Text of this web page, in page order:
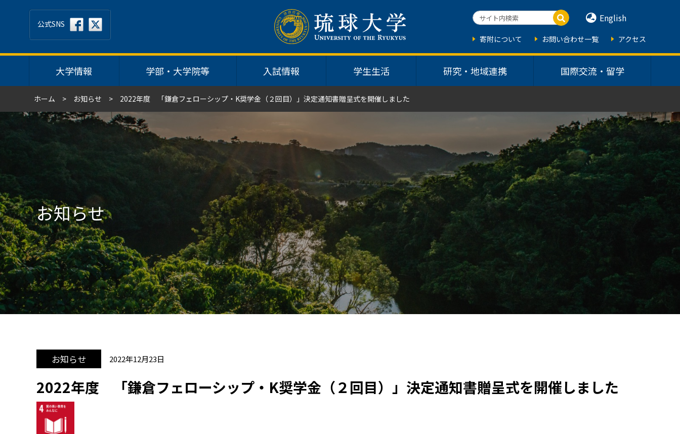
大学情報 学部・大学院等 入試情報 学生生活 研究・地域連携 国際交流・留学
公式SNS English
寄附について お問い合わせ一覧 アクセス
ホーム お知らせ 2022年度 「鎌倉フェローシップ・K奨学金（２回目）」決定通知書贈呈式を開催しました
お知らせ
お知らせ 2022年12月23日
2022年度 「鎌倉フェローシップ・K奨学金（２回目）」決定通知書贈呈式を開催しました